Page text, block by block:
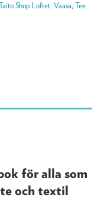
Shop Loftet, Vaasa, Tee
för alla som
och textil